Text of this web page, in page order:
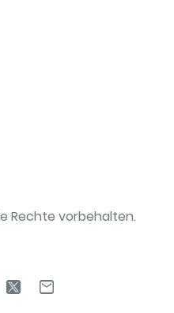
Rechte vorbehalten.